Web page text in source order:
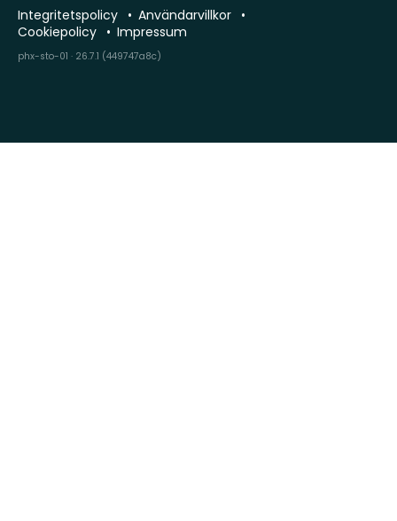
Integritetspolicy
Användarvillkor
Cookiepolicy
Impressum
phx-sto-01 · 26.7.1 (449747a8c)